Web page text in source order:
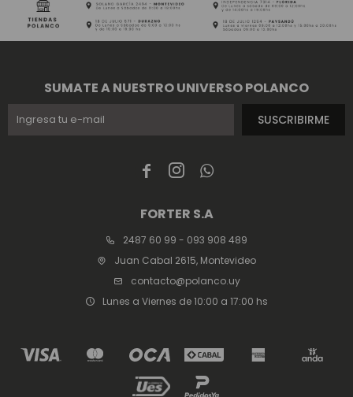
  
FORTER S.A
2487 60 99 - 093 908 489
Juan Cabal 2615, Montevideo
contacto@polanco.uy
Lunes a Viernes de 10:00 a 17:00 hs
SUMATE A NUESTRO UNIVERSO POLANCO
SUSCRIBIRME